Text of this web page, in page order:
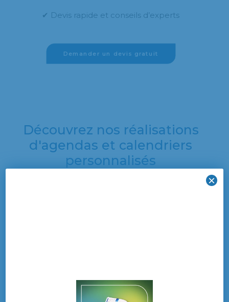
✔ Devis rapide et conseils d’experts
Demander un devis gratuit
Découvrez nos réalisations
d'agendas et calendriers
personnalisés
×